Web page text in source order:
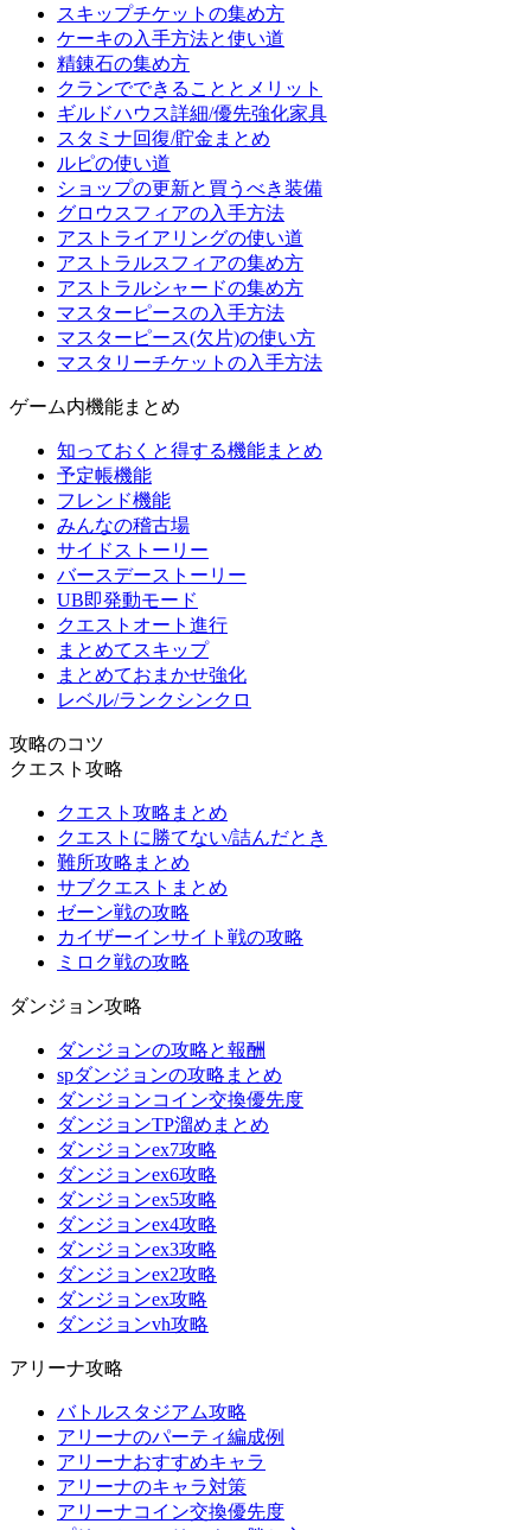
スキップチケットの集め方
ケーキの入手方法と使い道
精錬石の集め方
クランでできることとメリット
ギルドハウス詳細/優先強化家具
スタミナ回復/貯金まとめ
ルピの使い道
ショップの更新と買うべき装備
グロウスフィアの入手方法
アストライアリングの使い道
アストラルスフィアの集め方
アストラルシャードの集め方
マスターピースの入手方法
マスターピース(欠片)の使い方
マスタリーチケットの入手方法
ゲーム内機能まとめ
知っておくと得する機能まとめ
予定帳機能
フレンド機能
みんなの稽古場
サイドストーリー
バースデーストーリー
UB即発動モード
クエストオート進行
まとめてスキップ
まとめておまかせ強化
レベル/ランクシンクロ
攻略のコツ
クエスト攻略
クエスト攻略まとめ
クエストに勝てない/詰んだとき
難所攻略まとめ
サブクエストまとめ
ゼーン戦の攻略
カイザーインサイト戦の攻略
ミロク戦の攻略
ダンジョン攻略
ダンジョンの攻略と報酬
spダンジョンの攻略まとめ
ダンジョンコイン交換優先度
ダンジョンTP溜めまとめ
ダンジョンex7攻略
ダンジョンex6攻略
ダンジョンex5攻略
ダンジョンex4攻略
ダンジョンex3攻略
ダンジョンex2攻略
ダンジョンex攻略
ダンジョンvh攻略
アリーナ攻略
バトルスタジアム攻略
アリーナのパーティ編成例
アリーナおすすめキャラ
アリーナのキャラ対策
アリーナコイン交換優先度